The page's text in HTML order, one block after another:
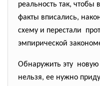
реальность так,
факты вписались,
схему и перестали
эмпирической
Обнаружить эту
нельзя, ее нужно